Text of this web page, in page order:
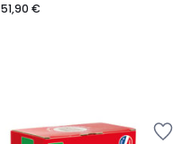
51,90 €